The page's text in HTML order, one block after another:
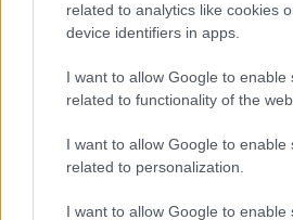
related to analytics like cookies
device identifiers in apps.
I want to allow Google to enable
related to functionality of the
I want to allow Google to enable
related to personalization.
I want to allow Google to enable
Incidente a Baia
moto: un ferito
Olbia, le previsioni
2026